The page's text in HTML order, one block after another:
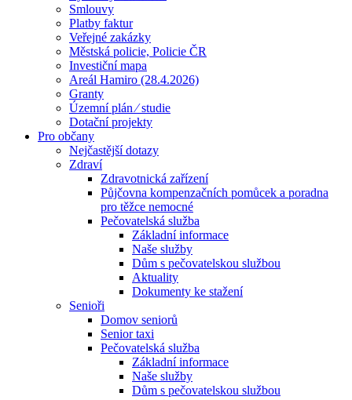
Smlouvy
Platby faktur
Veřejné zakázky
Městská policie, Policie ČR
Investiční mapa
Areál Hamiro (28.4.2026)
Granty
Územní plán ⁄ studie
Dotační projekty
Pro občany
Nejčastější dotazy
Zdraví
Zdravotnická zařízení
Půjčovna kompenzačních pomůcek a poradna
pro těžce nemocné
Pečovatelská služba
Základní informace
Naše služby
Dům s pečovatelskou službou
Aktuality
Dokumenty ke stažení
Senioři
Domov seniorů
Senior taxi
Pečovatelská služba
Základní informace
Naše služby
Dům s pečovatelskou službou